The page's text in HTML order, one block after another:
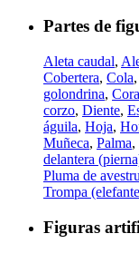
Partes de
Aleta caudal,
Cobertera, Cola,
golondrina,
corzo, Diente,
águila, Hoja,
Muñeca, Palma,
delantera
Pluma de
Trompa
Figuras